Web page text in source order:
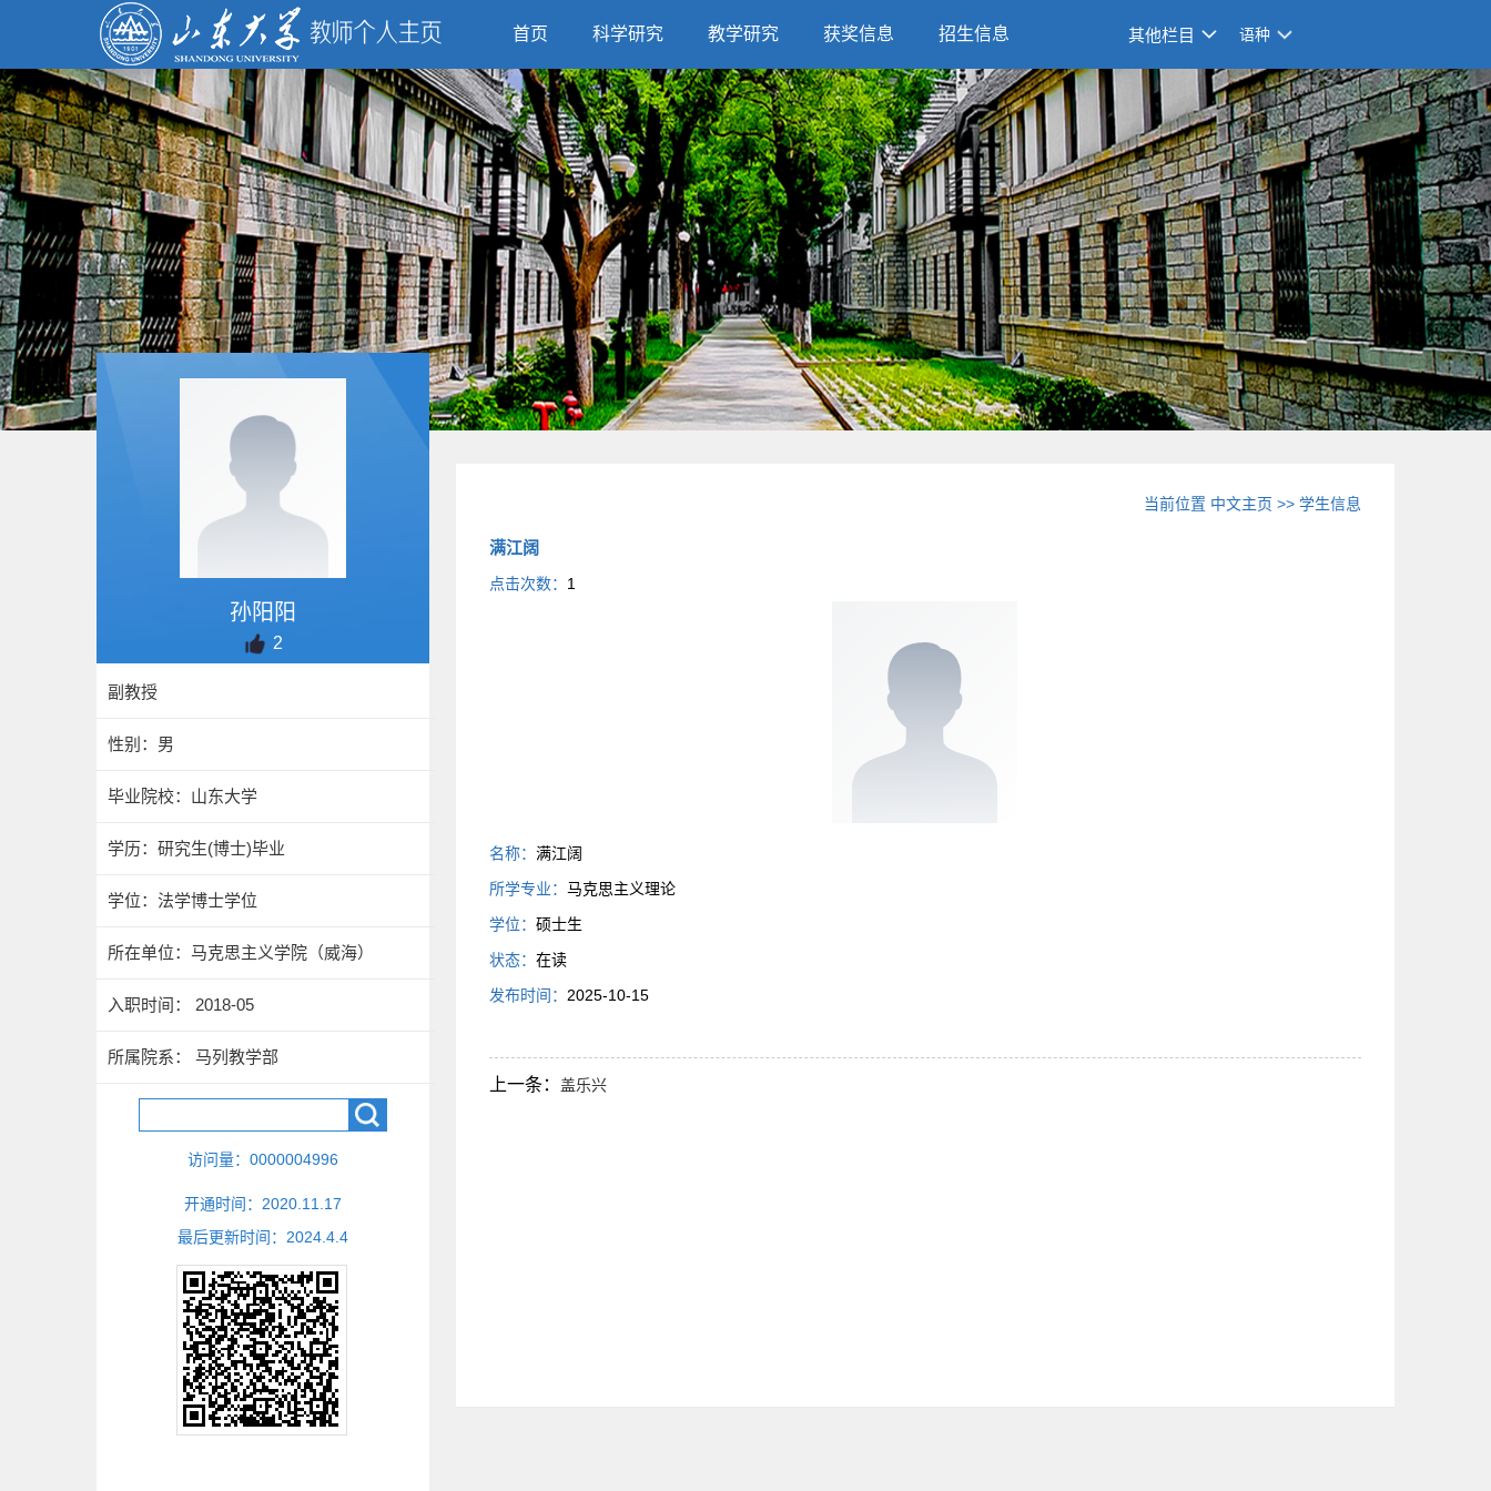
首页 科学研究 教学研究 获奖信息 招生信息 其他栏目 语种
孙阳阳
2
副教授
性别：男
毕业院校：山东大学
学历：研究生(博士)毕业
学位：法学博士学位
所在单位：马克思主义学院（威海）
入职时间： 2018-05
所属院系： 马列教学部
访问量： 0000004996
开通时间： 2020 11 17
最后更新时间： 2024 4 4
当前位置 中文主页 >>学生信息
满江阔
点击次数： 1
名称： 满江阔
所学专业： 马克思主义理论
学位： 硕士生
状态： 在读
发布时间： 2025-10-15
上一条： 盖乐兴